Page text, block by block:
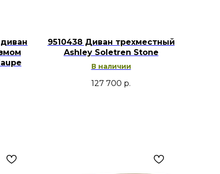
9510438 Диван трехместный
Ashley Soletren Stone
В наличии
127 700 р.